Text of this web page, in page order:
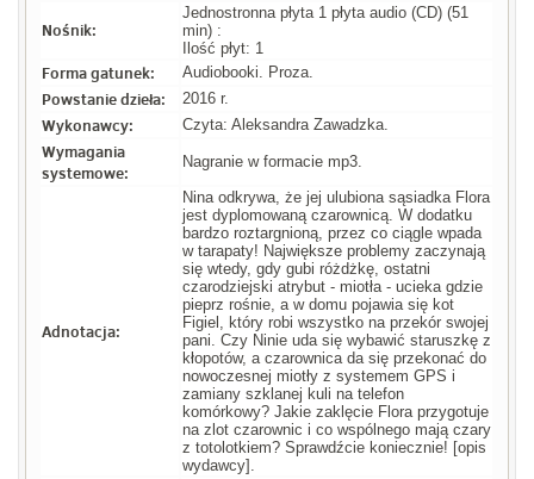
Nośnik:
Jednostronna płyta 1 płyta audio (CD) (51
min) :
Ilość płyt: 1
Forma gatunek: Audiobooki. Proza.
Powstanie dzieła: 2016 r.
Wykonawcy: Czyta: Aleksandra Zawadzka.
Wymagania
systemowe:
Nagranie w formacie mp3.
Adnotacja:
Nina odkrywa, że jej ulubiona sąsiadka Flora
jest dyplomowaną czarownicą. W dodatku
bardzo roztargnioną, przez co ciągle wpada
w tarapaty! Największe problemy zaczynają
się wtedy, gdy gubi różdżkę, ostatni
czarodziejski atrybut - miotła - ucieka gdzie
pieprz rośnie, a w domu pojawia się kot
Figiel, który robi wszystko na przekór swojej
pani. Czy Ninie uda się wybawić staruszkę z
kłopotów, a czarownica da się przekonać do
nowoczesnej miotły z systemem GPS i
zamiany szklanej kuli na telefon
komórkowy? Jakie zaklęcie Flora przygotuje
na zlot czarownic i co wspólnego mają czary
z totolotkiem? Sprawdźcie koniecznie! [opis
wydawcy].